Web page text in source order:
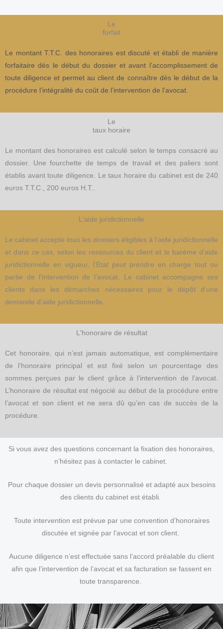
Le
forfait
Le montant T.T.C. des honoraires est discuté et établi de manière
forfaitaire dès le début du dossier et avant l’accomplissement de
toute diligence et permet au client de connaître dès le début de la
procédure l’intégralité du coût de l’intervention de l’avocat.
Le
taux horaire
Le montant des honoraires est calculé selon le temps consacré au
dossier. Une fourchette de temps de travail et des paliers sont
établis avant toute diligence. Le taux horaire du cabinet est de 240
euros T.T.C., 200 euros H.T..
L'aide juridictionnelle
Le cabinet accepte tous les dossiers éligibles à l’aide juridictionnelle
et dans ce cas, selon les ressources du client et le barème d’aide
juridictionnelle en vigueur, l’Etat peut prendre en charge tout ou
partie de l’intervention de l’avocat. Le cabinet accompagne ses
clients dans les démarches nécessaires pour le dépôt d’une
demande d’aide juridictionnelle.
L'honoraire de résultat
Cet honoraire, qui n’est jamais automatique, est complémentaire
de l’honoraire principal et est fixé selon un pourcentage des
sommes perçues par le client grâce à l’intervention de l’avocat.
L’honoraire de résultat est négocié au début de la procédure entre
l’avocat et son client et ne sera dû qu’en cas de succès de la
procédure.
Si vous avez des questions concernant la fixation des honoraires,
n’hésitez pas à contacter le cabinet.
Pour chaque dossier un devis personnalisé et adapté aux besoins
des clients du cabinet est établi.
Toute intervention est prévue par une convention d’honoraires
discutée et signée par l’avocat et son client.
Aucune diligence n’est effectuée sans l’accord préalable du client
afin que l’intervention de l’avocat et sa facturation se fassent en
toute transparence.